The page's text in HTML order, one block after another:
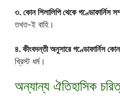
৩. কোন শিলালিপি থেকে গণ্ডোফার্নিস
তখত-ই বাহি।
৪. কীংবদন্তী অনুসারে গণ্ডোফার্নিস
খ্রিস্ট ধর্ম।
অন্যান্য ঐতিহাসিক